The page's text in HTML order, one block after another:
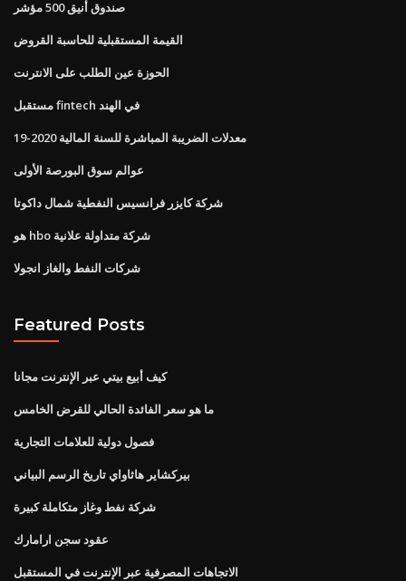
صندوق أنيق 500 مؤشر
القيمة المستقبلية للحاسبة القروض
الحوزة عين الطلب على الانترنت
مستقبل fintech في الهند
معدلات الضريبة المباشرة للسنة المالية 2020-19
عوالم سوق البورصة الأولى
شركة كايزر فرانسيس النفطية شمال داكوتا
هو hbo شركة متداولة علانية
شركات النفط والغاز انجولا
Featured Posts
كيف أبيع بيتي عبر الإنترنت مجانا
ما هو سعر الفائدة الحالي للقرض الخامس
فصول دولية للعلامات التجارية
بيركشاير هاثاواي تاريخ الرسم البياني
شركة نفط وغاز متكاملة كبيرة
عقود سجن ارامارك
الاتجاهات المصرفية عبر الإنترنت في المستقبل